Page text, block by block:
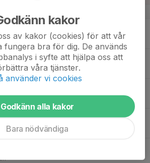
Gavlehov
konferensen i alfa
PRöd Div 1
Gavlehov
kakor
av kakor (cookies) för att vår
fungera bra för dig. De används
i syfte att hjälpa oss att
våra tjänster.
använder vi cookies
Godkänn alla kakor
Bara nödvändiga